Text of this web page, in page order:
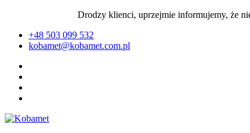
Drodzy klienci, uprzejmie informujemy, że
+48 503 099 532
kobamet@kobamet.com.pl